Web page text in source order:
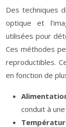
Des techniques
optique et
utilisées pour
Ces méthodes
reproductibles.
en fonction de
conduit à